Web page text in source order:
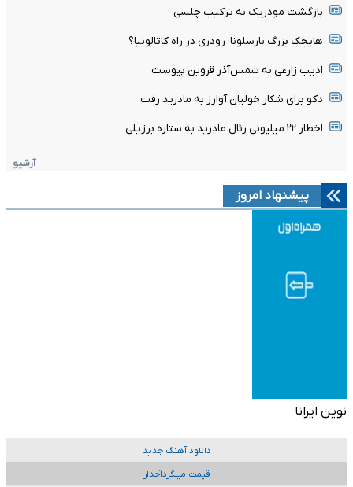
بازگشت مودریک به ترکیب چلسی
هایجک بزرگ بارسلونا؛ رودری در راه کاتالونیا؟
ادیب زارعی به شمس‌آذر قزوین پیوست
دکو برای شکار خولیان آوارز به مادرید رفت
اخطار ۲۲ میلیونی رئال مادرید به ستاره برزیلی
آرشیو
پیشنهاد امروز
نوین ایرانا
دانلود آهنگ جدید
قیمت میلگردآجدار